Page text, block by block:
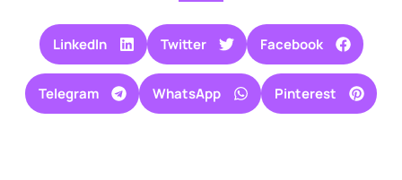
Facebook
Twitter
LinkedIn
Pinterest
WhatsApp
Telegram